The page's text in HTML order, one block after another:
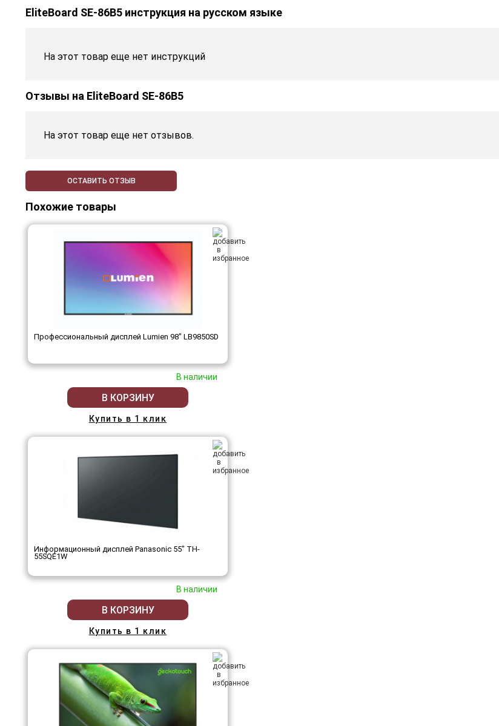
EliteBoard SE-86B5 инструкция на русском языке
На этот товар еще нет инструкций
Отзывы на EliteBoard SE-86B5
На этот товар еще нет отзывов.
ОСТАВИТЬ ОТЗЫВ
Похожие товары
Профессиональный дисплей Lumien 98" LB9850SD
В наличии
В КОРЗИНУ
Купить в 1 клик
Информационный дисплей Panasonic 55" TH-
55SQE1W
В наличии
В КОРЗИНУ
Купить в 1 клик